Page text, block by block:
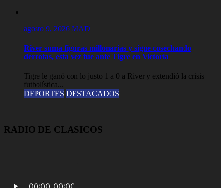
agosto 9, 2026 MAD
River suma figuras millonarias y sigue cosechando
derrotas, esta vez fue ante Tigre en Victoria
Tigre le ganó con lo justo 1 a 0 a River y extendió la crisis
futbolística...
DEPORTES DESTACADOS
RADIO DE CLASICOS